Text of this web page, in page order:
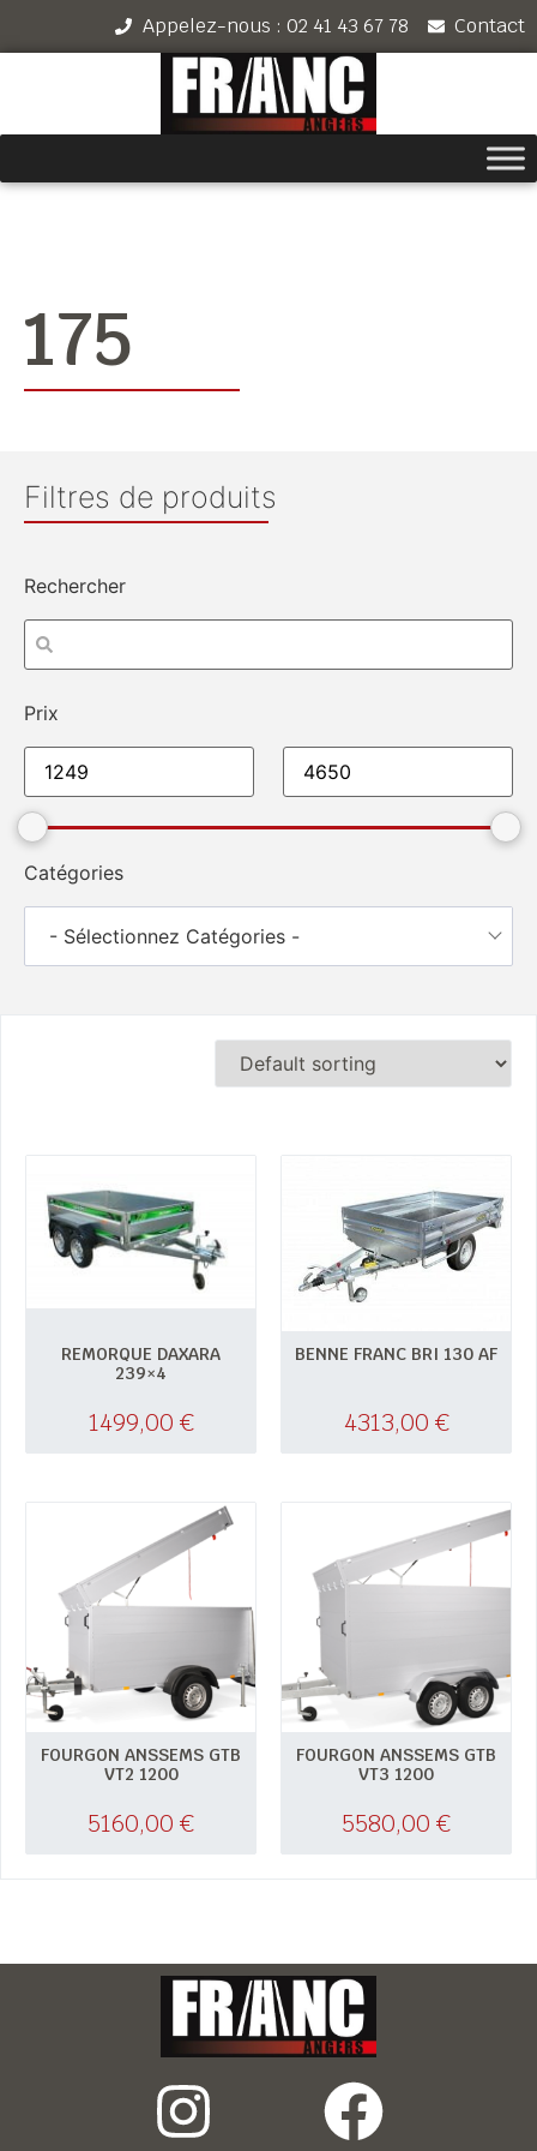
Appelez-nous : 02 41 43 67 78 Contact
175
Filtres de produits
Rechercher
Prix
Catégories
- Sélectionnez Catégories -
REMORQUE DAXARA
239×4
1499,00 €
BENNE FRANC BRI 130 AF
4313,00 €
FOURGON ANSSEMS GTB
VT2 1200
5160,00 €
FOURGON ANSSEMS GTB
VT3 1200
5580,00 €